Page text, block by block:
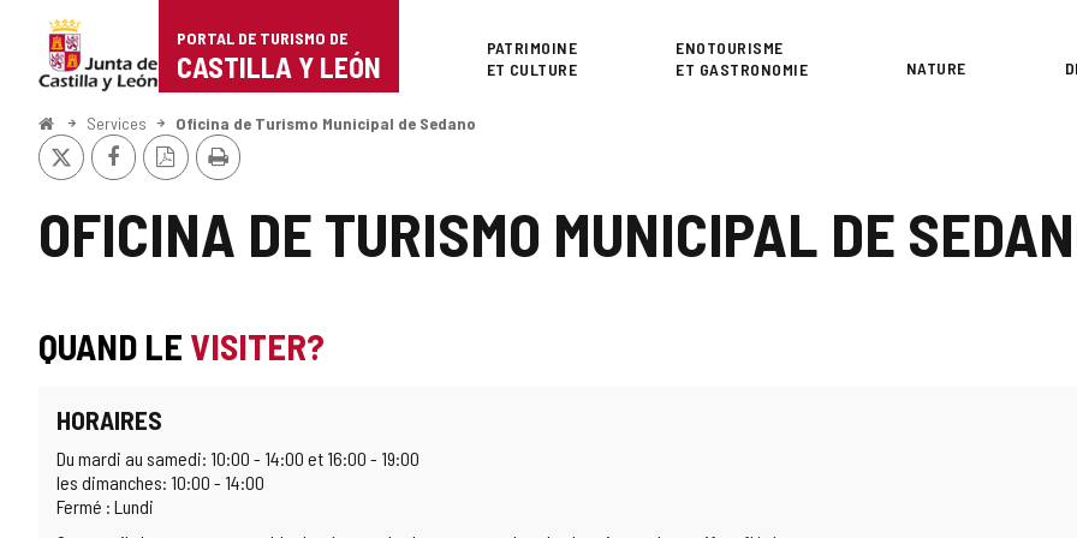
Portal
de
Turismo
de
Castilla
PORTAL DE TURISMO DE
CASTILLA Y LEÓN
Superior
PATRIMOINE
ET CULTURE
ENOTOURISME
ET GASTRONOMIE
NATURE
<
Accueil
Services Oficina de Turismo Municipal de Sedano
OFICINA DE TURISMO MUNICIPAL DE
X FacebookVersion
PDF
Imprimer
QUAND LE VISITER?
HORAIRES
Du mardi au samedi: 10:00 - 14:00 et 16:00 - 19:00
les dimanches: 10:00 - 14:00
Fermé : Lundi